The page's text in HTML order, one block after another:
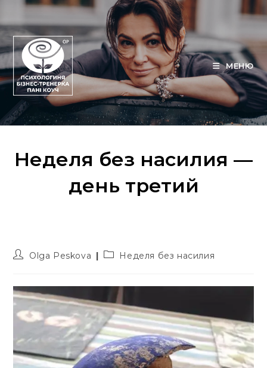
Перейти
к
содержимому
МЕНЮ
Неделя без насилия —
день третий
АвторOlga Peskova
Рубрика
Неделя без насилия